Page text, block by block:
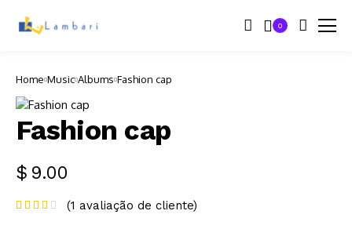
0
Home Music Albums Fashion cap
Fashion cap
$ 9.00
(1 avaliação de cliente)